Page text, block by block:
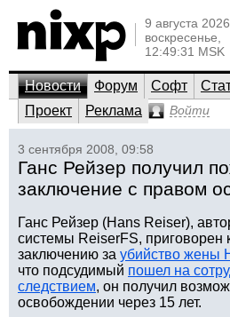
9 августа 2026,
воскресенье,
12:49:31 MSK
Новости Форум Софт
Проект
Реклама Войти
3 сентября 2008, 09:58
Ганс Рейзер получил
заключение с правом
Ганс Рейзер (Hans Reiser),
системы ReiserFS, приговорен
заключению за убийство жены
что подсудимый пошел на
следствием, он получил
освобождении через 15 лет.